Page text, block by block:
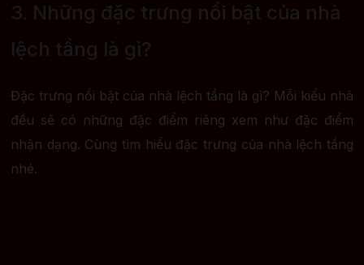
3. Những đặc trưng nổi bật của nhà
lệch tầng là gì?
Đặc trưng nổi bật của nhà lệch tầng là gì? Mỗi kiểu nhà
đều sẽ có những đặc điểm riêng xem như đặc điểm
nhận dạng. Cùng tìm hiểu đặc trưng của nhà lệch tầng
nhé.